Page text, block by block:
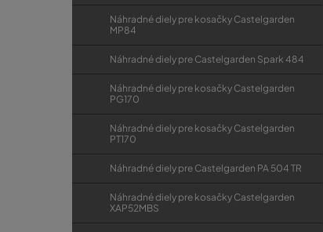
Náhradné diely pre kosačky Castelgarden
MP84
Náhradné diely pre Castelgarden Spark 484
Náhradné diely pre kosačky Castelgarden
PG170
Náhradné diely pre kosačky Castelgarden
PT170
Náhradné diely pre Castelgarden PA 504 TR
Náhradné diely pre kosačky Castelgarden
XAP52MBS